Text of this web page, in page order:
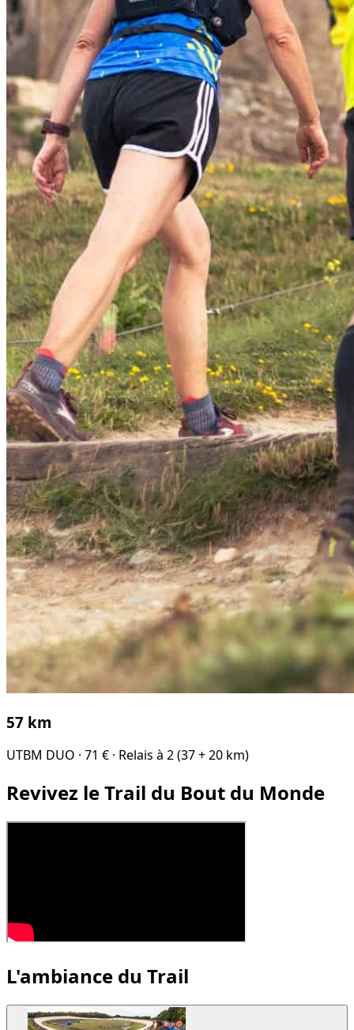
57 km
UTBM DUO · 71 € · Relais à 2 (37 + 20 km)
Revivez le Trail du Bout du Monde
L'ambiance du Trail